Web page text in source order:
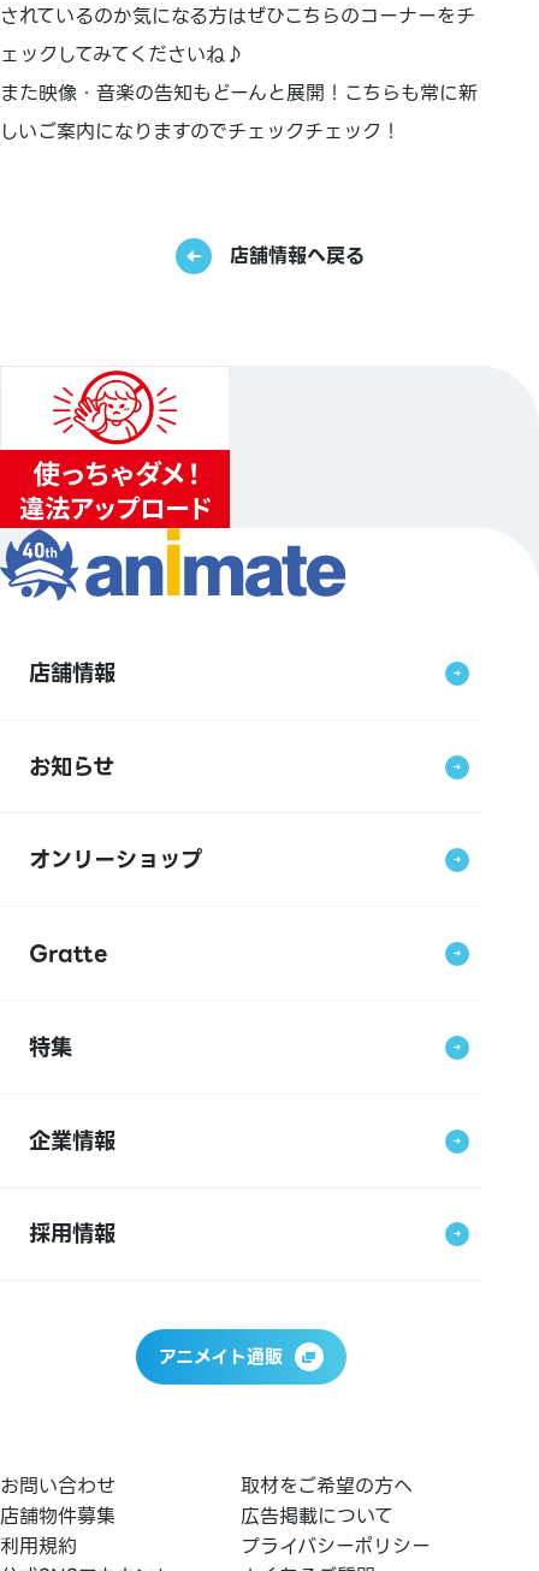
されているのか気になる方はぜひこちらのコーナーをチ
ェックしてみてくださいね♪
また映像・音楽の告知もどーんと展開！こちらも常に新
しいご案内になりますのでチェックチェック！
店舗情報へ戻る
店舗情報
お知らせ
オンリーショップ
Gratte
特集
企業情報
採用情報
アニメイト通販
お問い合わせ
取材をご希望の方へ
店舗物件募集
広告掲載について
利用規約
プライバシーポリシー